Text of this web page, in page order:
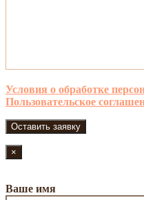
Условия о обработке
Пользовательское
×
Ваше имя